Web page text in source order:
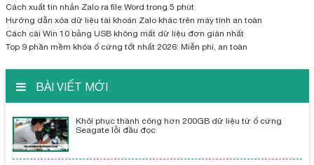
Cách xuất tin nhắn Zalo ra file Word trong 5 phút
Hướng dẫn xóa dữ liệu tài khoản Zalo khác trên máy tính an toàn
Cách cài Win 10 bằng USB không mất dữ liệu đơn giản nhất
Top 9 phần mềm khóa ổ cứng tốt nhất 2026: Miễn phí, an toàn
BÀI VIẾT MỚI
Khôi phục thành công hơn 200GB dữ liệu từ ổ cứng
Seagate lỗi đầu đọc